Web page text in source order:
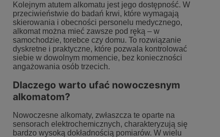
Kolejnym atutem alkomatu jest jego dostępność. W
przeciwieństwie do badań krwi, które wymagają
skierowania i obecności personelu medycznego,
alkomat można mieć zawsze pod ręką – w
samochodzie, torebce czy domu. To rozwiązanie
dyskretne i praktyczne, które pozwala kontrolować
siebie w dowolnym momencie, bez konieczności
angażowania osób trzecich.
Dlaczego warto ufać nowoczesnym
alkomatom?
Nowoczesne alkomaty, zwłaszcza te oparte na
sensorach elektrochemicznych, charakteryzują się
bardzo wysoką dokładnością pomiarów. W wielu